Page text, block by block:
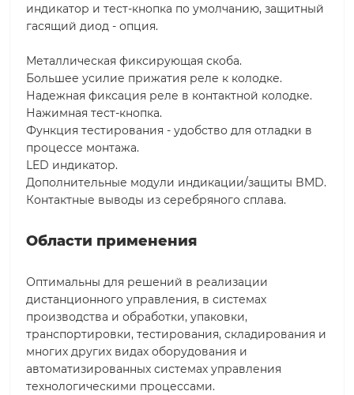
индикатор и тест-кнопка по умолчанию, защитный
гасящий диод - опция.
Металлическая фиксирующая скоба.
Большее усилие прижатия реле к колодке.
Надежная фиксация реле в контактной колодке.
Нажимная тест-кнопка.
Функция тестирования - удобство для отладки в
процессе монтажа.
LED индикатор.
Дополнительные модули индикации/защиты BMD.
Контактные выводы из серебряного сплава.
Области применения
Оптимальны для решений в реализации
дистанционного управления, в системах
производства и обработки, упаковки,
транспортировки, тестирования, складирования и
многих других видах оборудования и
автоматизированных системах управления
технологическими процессами.